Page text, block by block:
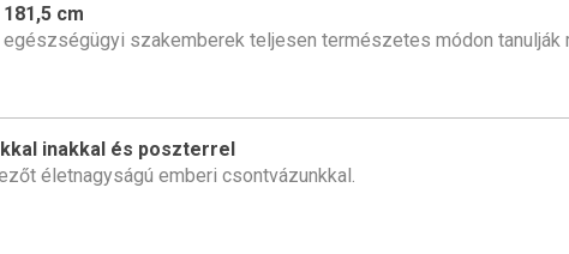
cm
szakemberek teljesen természetes módon tanulják
inakkal és poszterrel
életnagyságú emberi csontvázunkkal.